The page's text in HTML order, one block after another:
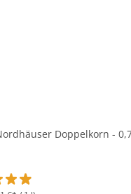
Doppelkorn -